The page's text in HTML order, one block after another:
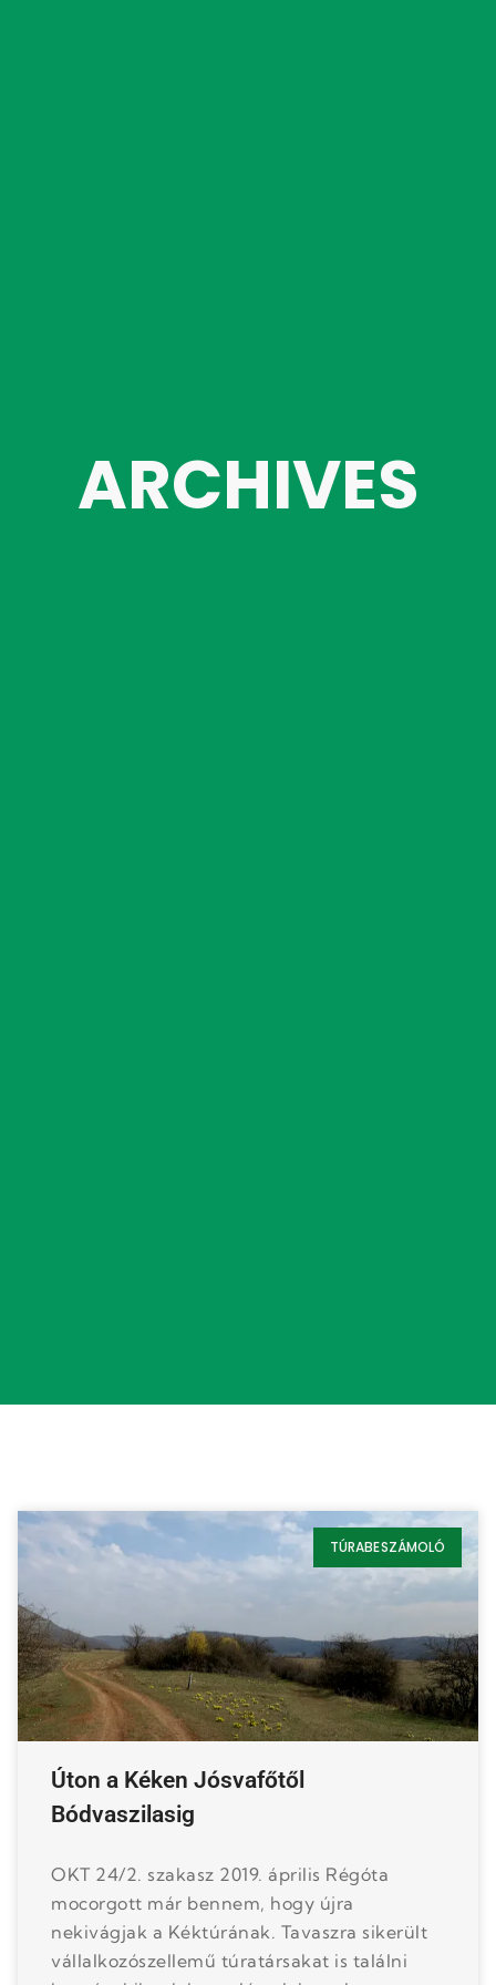
ARCHIVES
TÚRABESZÁMOLÓ
Úton a Kéken Jósvafőtől
Bódvaszilasig
OKT 24/2. szakasz 2019. április Régóta
mocorgott már bennem, hogy újra
nekivágjak a Kéktúrának. Tavaszra sikerült
vállalkozószellemű túratársakat is találni